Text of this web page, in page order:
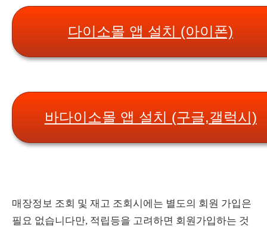
다이소몰 앱 설치 (아이폰)
바다이소몰 앱 설치 (구글,갤럭시)
매장정보 조회 및 재고 조회시에는 별도의 회원 가입은
필요 없습니다만, 적립등을 고려하면 회원가입하는 것